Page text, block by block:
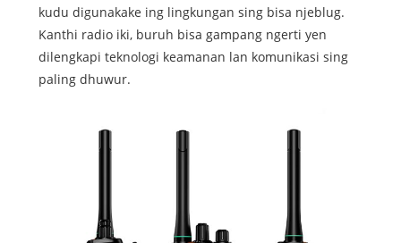
kudu digunakake ing lingkungan sing bisa njeblug.
Kanthi radio iki, buruh bisa gampang ngerti yen
dilengkapi teknologi keamanan lan komunikasi sing
paling dhuwur.